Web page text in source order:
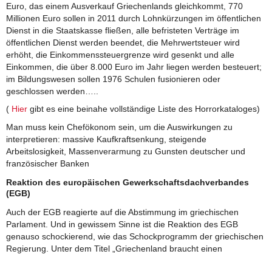
Euro, das einem Ausverkauf Griechenlands gleichkommt, 770
Millionen Euro sollen in 2011 durch Lohnkürzungen im öffentlichen
Dienst in die Staatskasse fließen, alle befristeten Verträge im
öffentlichen Dienst werden beendet, die Mehrwertsteuer wird
erhöht, die Einkommenssteuergrenze wird gesenkt und alle
Einkommen, die über 8.000 Euro im Jahr liegen werden besteuert;
im Bildungswesen sollen 1976 Schulen fusionieren oder
geschlossen werden…..
( Hier gibt es eine beinahe vollständige Liste des Horrorkataloges)
Man muss kein Chefökonom sein, um die Auswirkungen zu
interpretieren: massive Kaufkraftsenkung, steigende
Arbeitslosigkeit, Massenverarmung zu Gunsten deutscher und
französischer Banken
Reaktion des europäischen Gewerkschaftsdachverbandes
(EGB)
Auch der EGB reagierte auf die Abstimmung im griechischen
Parlament. Und in gewissem Sinne ist die Reaktion des EGB
genauso schockierend, wie das Schockprogramm der griechischen
Regierung. Unter dem Titel „Griechenland braucht einen